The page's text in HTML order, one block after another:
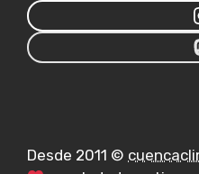
Desde 2011 ©